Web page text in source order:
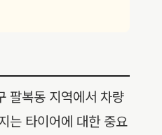
팔복동 지역에서 차량
는 타이어에 대한 중요